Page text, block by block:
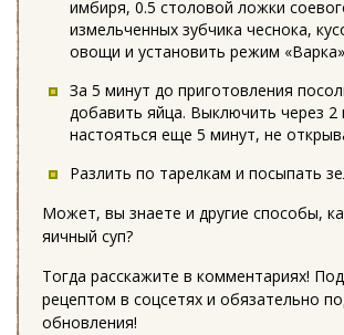
имбиря, 0.5 столовой ложки
измельченных зубчика чеснока,
овощи и установить режим
За 5 минут до приготовления
добавить яйца. Выключить через 2
настояться еще 5 минут, не
Разлить по тарелкам и посыпать
Может, вы знаете и другие способы,
яичный суп?
Тогда расскажите в комментариях!
рецептом в соцсетях и обязательно
обновления!